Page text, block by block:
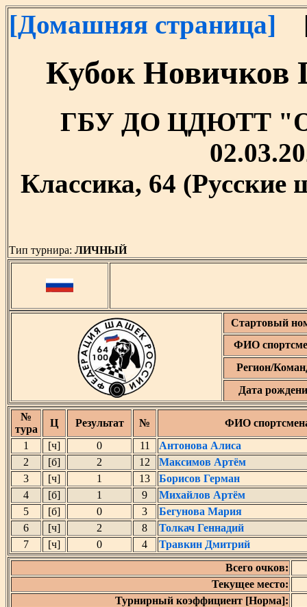
[Домашняя страница]
Кубок
ГБУ ДО ЦДЮТТ
Классика, 64
Тип турнира: ЛИЧНЫЙ
Стартовый
ФИО
Регион/
Дата
№
тура
Ц Результат №
ФИО
1
[ч] 0 11
Антонова Алиса
2
[б] 2 12
Максимов Артём
3
[ч] 1 13
Борисов Герман
4
[б] 1 9
Михайлов Артём
5
[б] 0 3
Бегунова Мария
6
[ч] 2 8
Толкач Геннадий
7
[ч] 0 4
Травкин Дмитрий
Всего очков:
Текущее место:
Турнирный коэффициент [Норма]: